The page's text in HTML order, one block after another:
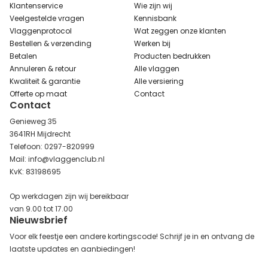
Klantenservice
Veelgestelde vragen
Vlaggenprotocol
Bestellen & verzending
Betalen
Annuleren & retour
Kwaliteit & garantie
Offerte op maat
Wie zijn wij
Kennisbank
Wat zeggen onze klanten
Werken bij
Producten bedrukken
Alle vlaggen
Alle versiering
Contact
Contact
Genieweg 35
3641RH Mijdrecht
Telefoon: 0297-820999
Mail: info@vlaggenclub.nl
KvK: 83198695
Op werkdagen zijn wij bereikbaar
van 9.00 tot 17.00
Nieuwsbrief
Voor elk feestje een andere kortingscode! Schrijf je in en ontvang de
laatste updates en aanbiedingen!